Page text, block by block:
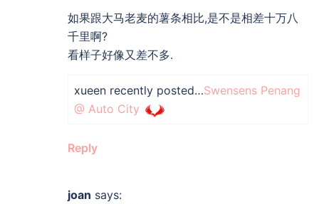
如果跟大马老麦的薯条相比,是不是相差十万八
千里啊?
看样子好像又差不多.
xueen recently posted…Swensens Penang
@ Auto City
Reply
joan says: